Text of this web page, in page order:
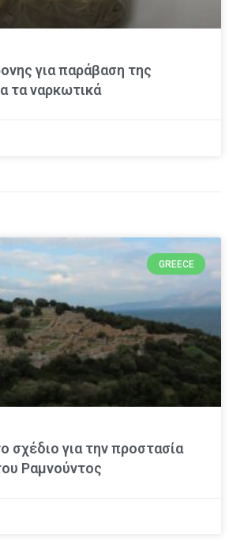
για παράβαση της
τα ναρκωτικά
GREECE
σχέδιο για την προστασία
Ραμνούντος